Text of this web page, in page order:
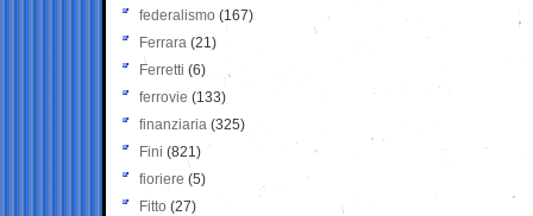
federalismo (167)
Ferrara (21)
Ferretti (6)
ferrovie (133)
finanziaria (325)
Fini (821)
fioriere (5)
Fitto (27)